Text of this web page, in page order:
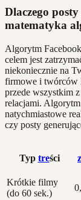
Dlaczego
matematyka
Algorytm
celem jest
niekoniecznie na
firmowe i twórców
przede wszystkim
relacjami.
natychmiastowe
czy posty
Typ treści
Krótkie filmy
(do 60 sek.)